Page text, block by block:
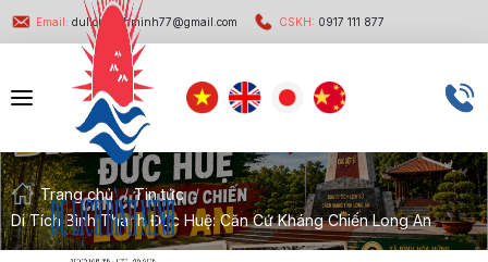
Email: dulichbinhminh77@gmail.com CSKH: 0917 111 877
Trang chủ / Tin tức /
Di Tích Bình Thành Đức Huệ: Căn Cứ Kháng Chiến Long An